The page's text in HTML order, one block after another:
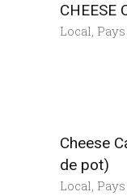
CHEESE
Local,
Cheese
de pot)
Local